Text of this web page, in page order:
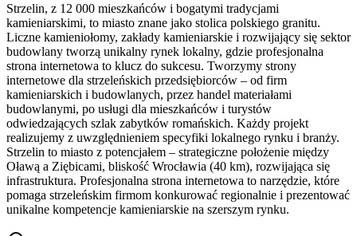
Strzelin, z 12 000 mieszkańców i bogatymi tradycjami
kamieniarskimi, to miasto znane jako stolica polskiego granitu.
Liczne kamieniołomy, zakłady kamieniarskie i rozwijający się sektor
budowlany tworzą unikalny rynek lokalny, gdzie profesjonalna
strona internetowa to klucz do sukcesu. Tworzymy strony
internetowe dla strzeleńskich przedsiębiorców – od firm
kamieniarskich i budowlanych, przez handel materiałami
budowlanymi, po usługi dla mieszkańców i turystów
odwiedzających szlak zabytków romańskich. Każdy projekt
realizujemy z uwzględnieniem specyfiki lokalnego rynku i branży.
Strzelin to miasto z potencjałem – strategiczne położenie między
Oławą a Ziębicami, bliskość Wrocławia (40 km), rozwijająca się
infrastruktura. Profesjonalna strona internetowa to narzędzie, które
pomaga strzeleńskim firmom konkurować regionalnie i prezentować
unikalne kompetencje kamieniarskie na szerszym rynku.